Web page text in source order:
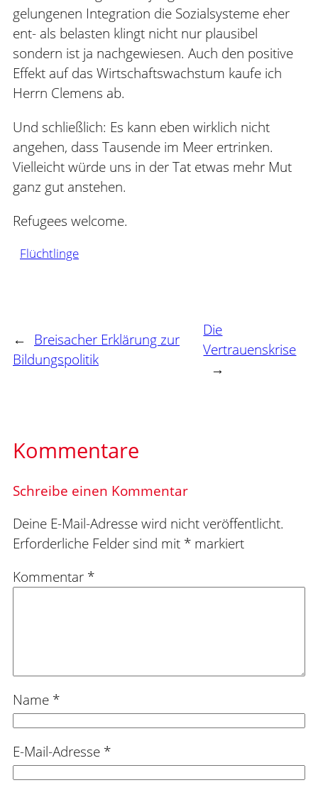
gelungenen Integration die Sozialsysteme eher
ent- als belasten klingt nicht nur plausibel
sondern ist ja nachgewiesen. Auch den positive
Effekt auf das Wirtschaftswachstum kaufe ich
Herrn Clemens ab.
Und schließlich: Es kann eben wirklich nicht
angehen, dass Tausende im Meer ertrinken.
Vielleicht würde uns in der Tat etwas mehr Mut
ganz gut anstehen.
Refugees welcome.
Flüchtlinge
←
Breisacher Erklärung zur
Bildungspolitik
Die
Vertrauenskrise
→
Kommentare
Schreibe einen Kommentar
Deine E-Mail-Adresse wird nicht veröffentlicht.
Erforderliche Felder sind mit * markiert
Kommentar *
Name *
E-Mail-Adresse *